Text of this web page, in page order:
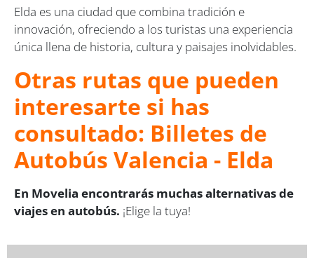
Elda es una ciudad que combina tradición e
innovación, ofreciendo a los turistas una experiencia
única llena de historia, cultura y paisajes inolvidables.
Otras rutas que pueden
interesarte si has
consultado: Billetes de
Autobús Valencia - Elda
En Movelia encontrarás muchas alternativas de
viajes en autobús. ¡Elige la tuya!